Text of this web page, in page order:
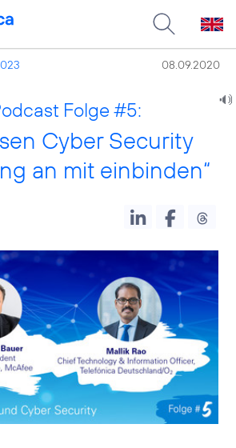
08.09.2020
Folge #5:
Cyber Security
an mit einbinden“